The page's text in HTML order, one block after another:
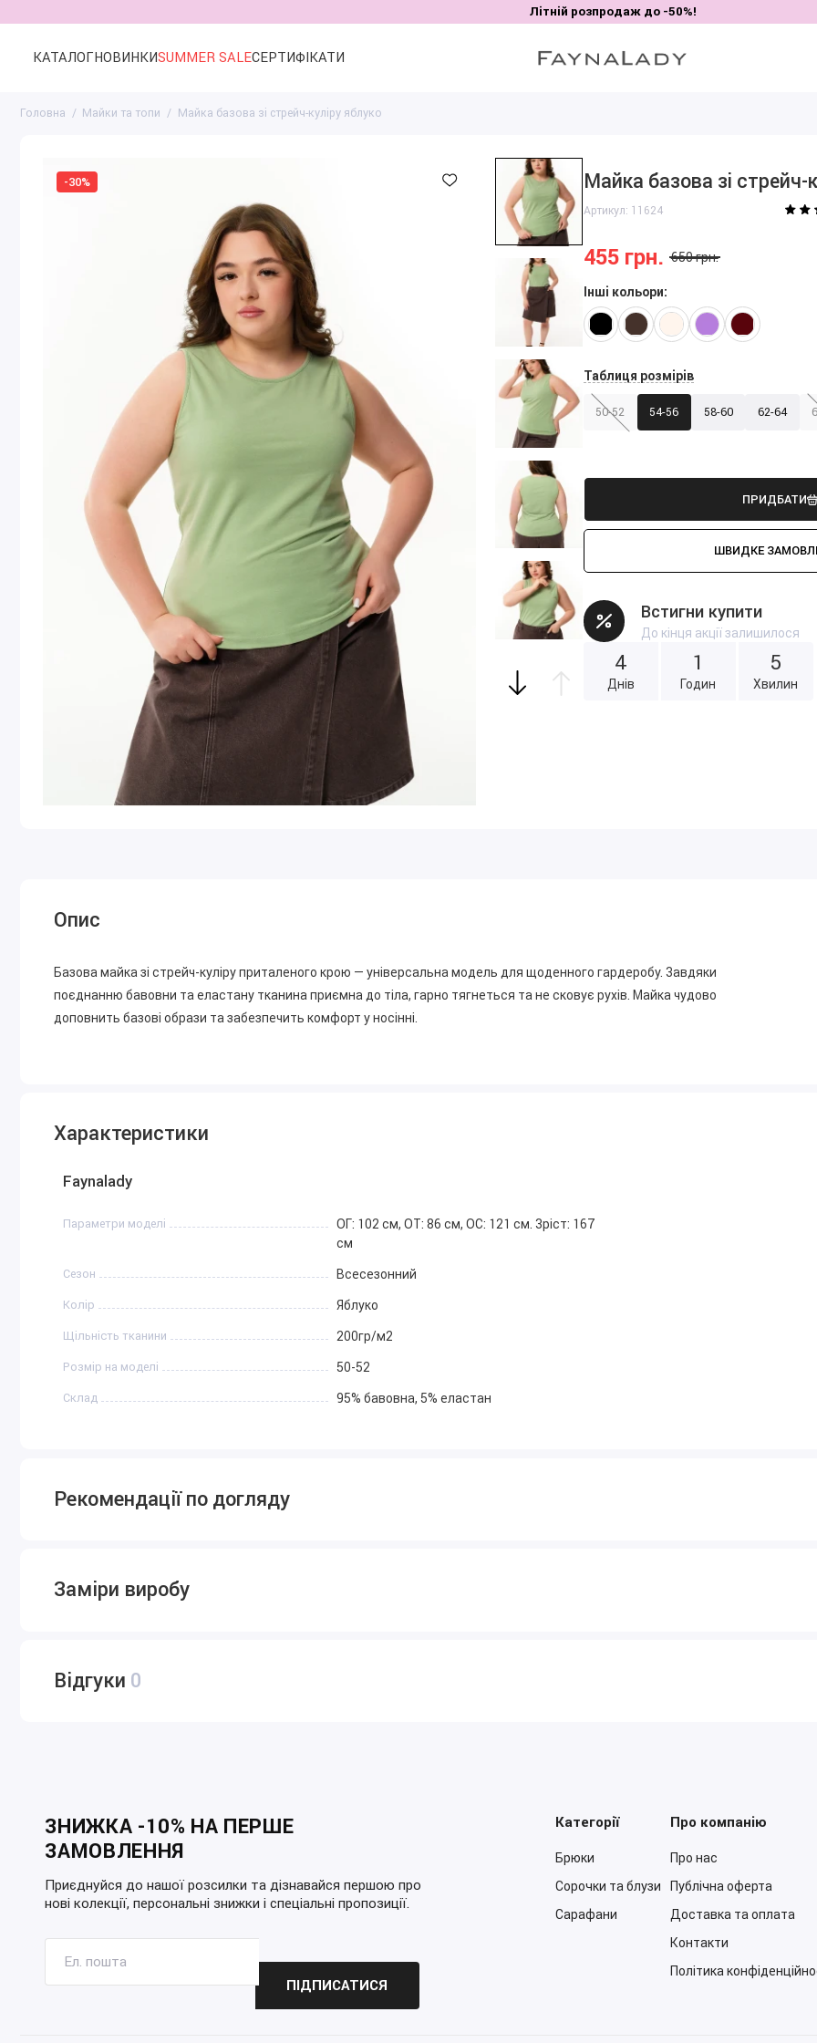
Літній розпродаж до -50%!
КАТАЛОГ НОВИНКИSUMMER SALEСЕРТИФІКАТИ
Головна Майки та топи Майка базова зі стрейч-куліру яблуко
-30% Майка базова зі стрейч-
Артикул: 11624
455 грн. 650 грн.
ПРИДБАТИ
ШВИДКЕ
Встигни купити
До кінця акції залишилося
4
Днів
1
Годин
5
Хвилин
Інші кольори:
Таблиця розмірів
50-52 54-56 58-60 62-64
Опис
Базова майка зі стрейч-куліру приталеного крою — універсальна модель для щоденного гардеробу. Завдяки
поєднанню бавовни та еластану тканина приємна до тіла, гарно тягнеться та не сковує рухів. Майка чудово
доповнить базові образи та забезпечить комфорт у носінні.
Характеристики
Faynalady
Параметри моделі
ОГ: 102 см, ОТ: 86 см, ОС: 121 см. Зріст: 167
см
Сезон Всесезонний
Колір Яблуко
Щільність тканини 200гр/м2
Розмір на моделі 50-52
Склад 95% бавовна, 5% еластан
Рекомендації по догляду
Заміри виробу
Відгуки 0
ЗНИЖКА -10% НА ПЕРШЕ
ЗАМОВЛЕННЯ
Приєднуйся до нашої розсилки та дізнавайся першою про
нові колекції, персональні знижки і спеціальні пропозиції.
ПІДПИСАТИСЯ
Категорії
Брюки
Сорочки та блузи
Сарафани
Про компанію
Про нас
Публічна оферта
Доставка та оплата
Контакти
Політика